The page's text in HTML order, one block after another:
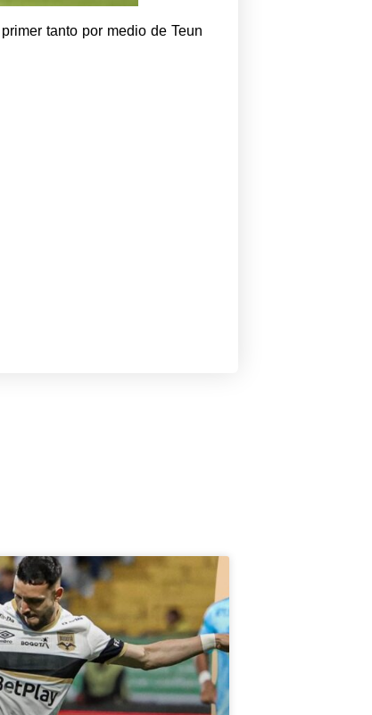
tanto por medio de Teun